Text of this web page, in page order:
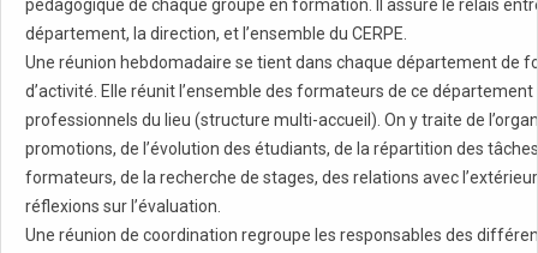
pédagogique de chaque groupe en formation. Il assure le relais
département, la direction, et l’ensemble du CERPE.
Une réunion hebdomadaire se tient dans chaque département de
d’activité. Elle réunit l’ensemble des formateurs de ce département
professionnels du lieu (structure multi-accueil). On y traite de
promotions, de l’évolution des étudiants, de la répartition des
formateurs, de la recherche de stages, des relations avec
réflexions sur l’évaluation.
Une réunion de coordination regroupe les responsables des